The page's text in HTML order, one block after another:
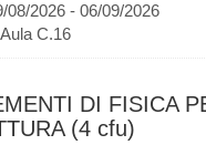
08/2026 - 06/09/2026
C.16
DI FISICA
(4 cfu)